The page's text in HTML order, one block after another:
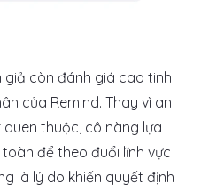
giả còn đánh giá cao tinh
của Remind. Thay vì an
thuộc, cô nàng lựa
để theo đuổi lĩnh vực
là lý do khiến quyết định